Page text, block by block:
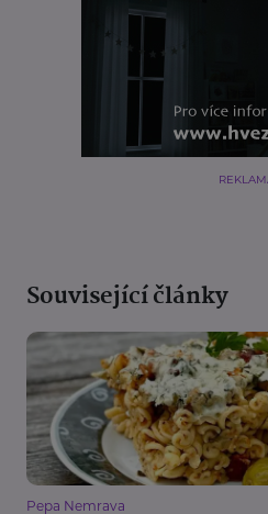
Související články
Pepa Nemrava